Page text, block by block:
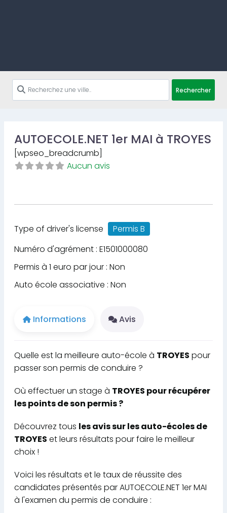
Rechercher
AUTOECOLE.NET 1er MAI à TROYES
[wpseo_breadcrumb]
Aucun avis
Type of driver's license
Permis B
Numéro d'agrément : E1501000080
Permis à 1 euro par jour : Non
Auto école associative : Non
Informations Avis
Quelle est la meilleure auto-école à TROYES pour
passer son permis de conduire ?
Où effectuer un stage à TROYES pour récupérer
les points de son permis ?
Découvrez tous les avis sur les auto-écoles de
TROYES et leurs résultats pour faire le meilleur
choix !
Voici les résultats et le taux de réussite des
candidates présentés par AUTOECOLE.NET 1er MAI
à l'examen du permis de conduire :